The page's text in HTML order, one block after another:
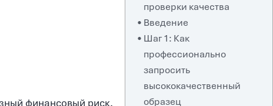
финансовый риск.
проверки качества
Введение
Шаг 1: Как
профессионально
запросить
высококачественный
образец